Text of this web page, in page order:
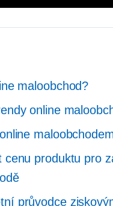
maloobchod?
online
cenu produktu pro
průvodce